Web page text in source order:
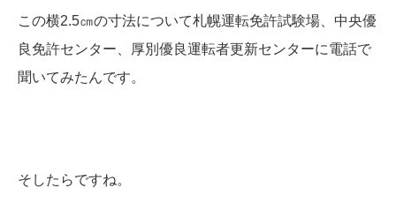
この横2.5㎝の寸法について札幌運転免許試験場、中央優
良免許センター、厚別優良運転者更新センターに電話で
聞いてみたんです。
そしたらですね。